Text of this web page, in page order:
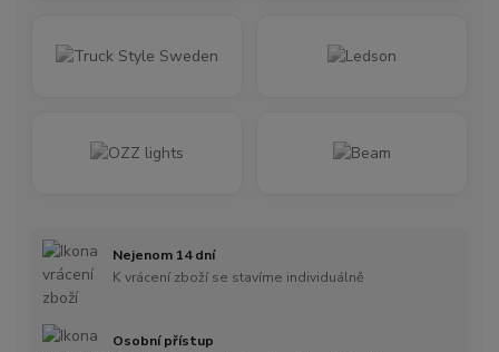
Nejenom 14 dní
K vrácení zboží se stavíme individuálně
Osobní přístup